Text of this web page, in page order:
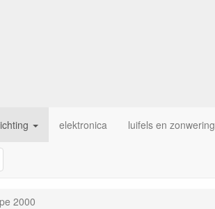
elektronica luifels en zonwering
2000